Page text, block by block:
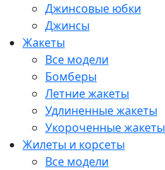
Джинсовые юбки
Джинсы
Жакеты
Все модели
Бомберы
Летние жакеты
Удлиненные жакеты
Укороченные жакеты
Жилеты и корсеты
Все модели